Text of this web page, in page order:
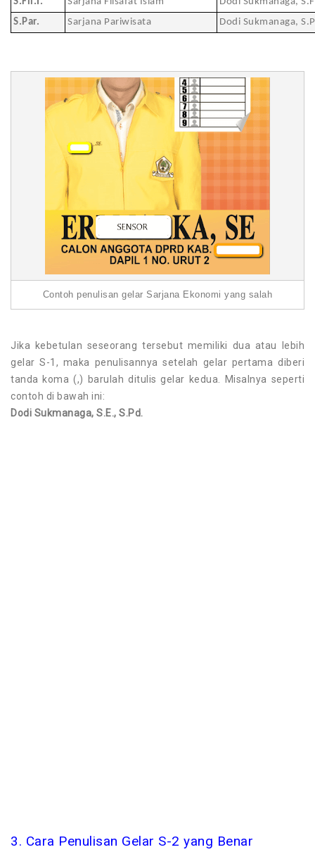
S.Par.
Sarjana Pariwisata Dodi Sukmanaga,
Contoh penulisan gelar Sarjana Ekonomi yang salah
Jika kebetulan seseorang tersebut memiliki dua atau lebih
gelar S-1, maka penulisannya setelah gelar pertama diberi
tanda koma (,) barulah ditulis gelar kedua. Misalnya seperti
contoh di bawah ini:
Dodi Sukmanaga, S.E., S.Pd.
3. Cara Penulisan Gelar S-2 yang Benar